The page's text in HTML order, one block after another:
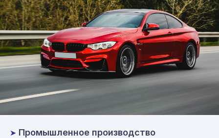
➤ Промышленное производство